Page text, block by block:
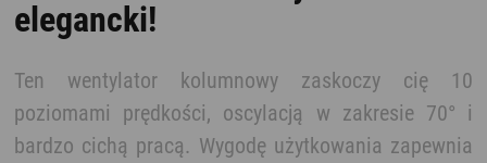
elegancki!
Ten wentylator kolumnowy zaskoczy cię 10
poziomami prędkości, oscylacją w zakresie 70° i
bardzo cichą pracą. Wygodę użytkowania zapewnia